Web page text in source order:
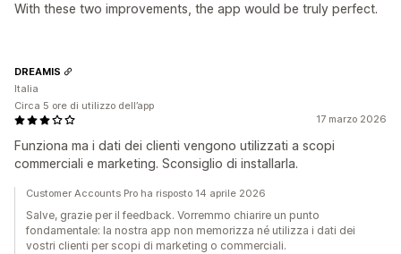
With these two improvements, the app would be truly perfect.
17 marzo 2026
Funziona ma i dati dei clienti vengono utilizzati a scopi
commerciali e marketing. Sconsiglio di installarla.
DREAMIS
Italia
Circa 5 ore di utilizzo dell’app
Customer Accounts Pro ha risposto 14 aprile 2026
Salve, grazie per il feedback. Vorremmo chiarire un punto
fondamentale: la nostra app non memorizza né utilizza i dati dei
vostri clienti per scopi di marketing o commerciali.